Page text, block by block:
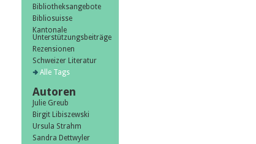
Bibliotheksangebote
Bibliosuisse
Kantonale
Unterstützungsbeiträge
Rezensionen
Schweizer Literatur
Alle Tags
Autoren
Julie Greub
Birgit Libiszewski
Ursula Strahm
Sandra Dettwyler